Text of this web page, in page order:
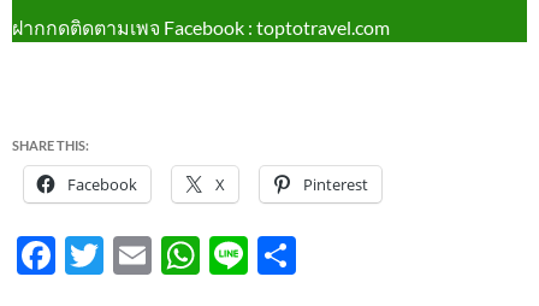
ฝากกดติดตามเพจ Facebook : toptotravel.com
SHARE THIS:
Facebook X Pinterest
F
T
E
W Li